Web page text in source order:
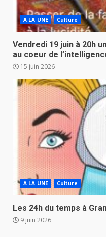
A LA UNE Culture
Vendredi 19 juin à 20h
au coeur de
15 juin 2026
A LA UNE Culture
Les 24h du temps à
9 juin 2026